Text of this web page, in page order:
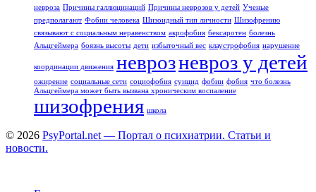
невроза Причины галлюцинаций Причины неврозов у детей Ученые
предполагают Фобии человека Шизоидный тип личности Шизофрению
связывают с социальным неравенством акрофобия бексаротен болезнь
Альцгеймера боязнь высоты дети избыточный вес клаустрофобия нарушение
координации движения неврозневроз у детей
ожирение социальные сети социофобия суицид фобии фобия что болезнь
Альцгеймера может быть вызвана хроническим воспаление
шизофрения школа
© 2026 PsyPortal.net — Портал о психиатрии. Статьи и
новости.